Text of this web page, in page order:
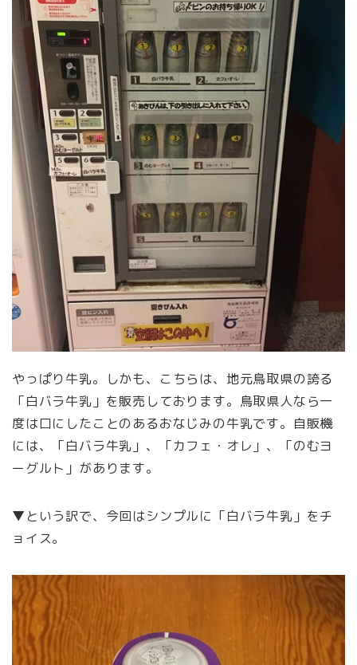
やっぱり牛乳。しかも、こちらは、地元鳥取県の誇る
「白バラ牛乳」を販売しております。鳥取県人なら一
度は口にしたことのあるおなじみの牛乳です。自販機
には、「白バラ牛乳」、「カフェ・オレ」、「のむヨ
ーグルト」があります。
▼という訳で、今回はシンプルに「白バラ牛乳」をチ
ョイス。